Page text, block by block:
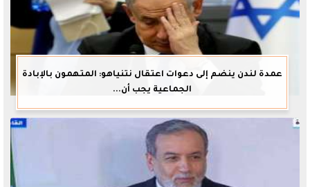
عمدة لندن ينضم إلى دعوات اعتقال نتنياهو: المتهمون بالإبادة
الجماعية يجب أن...